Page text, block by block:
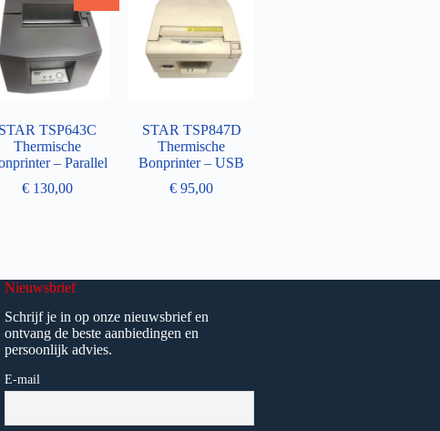
STAR TSP643C
Thermische
– Parallel
€ 130,00
STAR TSP847D
Thermische
Bonprinter – USB
€ 95,00
Nieuwsbrief
Schrijf je in op onze nieuwsbrief en
ontvang de beste aanbiedingen en
persoonlijk advies.
E-mail